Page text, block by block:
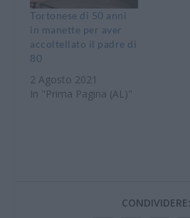
Tortonese di 50 anni
in manette per aver
accoltellato il padre di
80
2 Agosto 2021
In "Prima Pagina (AL)"
CONDIVIDERE: